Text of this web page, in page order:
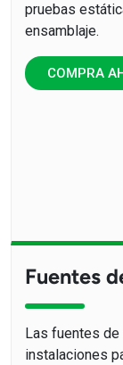
pruebas
ensamblaje.
COMPRA
Fuentes
Las fuentes de
instalaciones